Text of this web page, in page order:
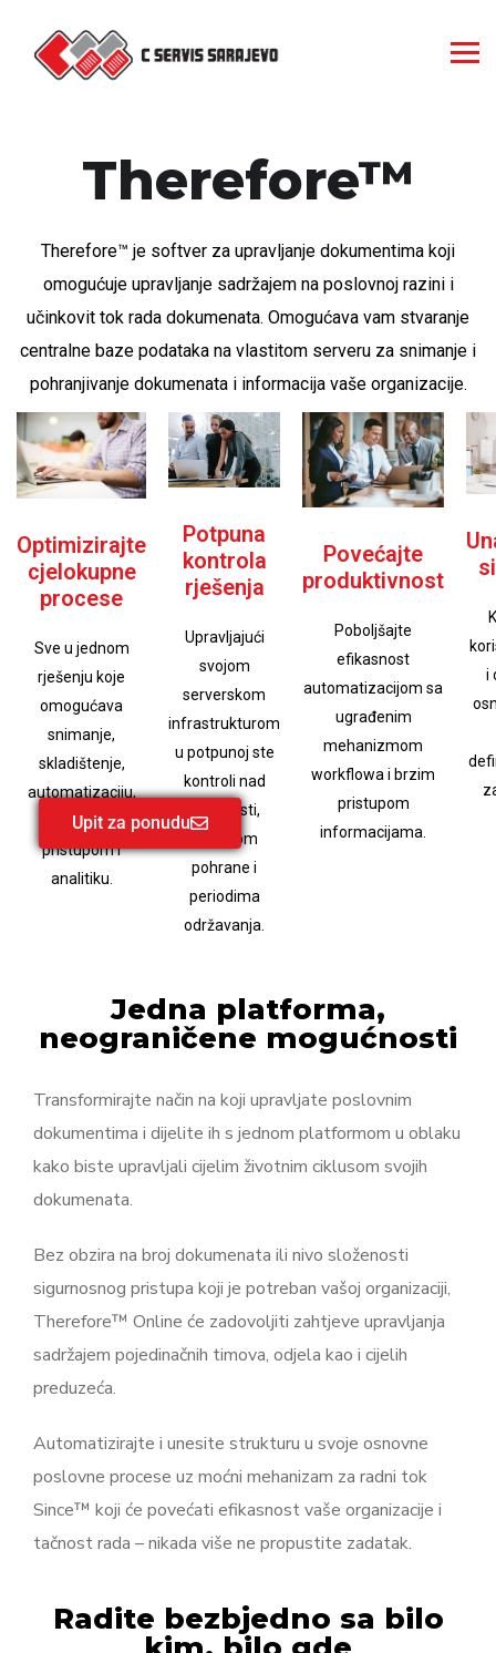
Therefore™
Therefore™ je softver za upravljanje dokumentima koji
omogućuje upravljanje sadržajem na poslovnoj razini i
učinkovit tok rada dokumenata. Omogućava vam stvaranje
centralne baze podataka na vlastitom serveru za snimanje i
pohranjivanje dokumenata i informacija vaše organizacije.
Optimizirajte
cjelokupne
procese
Sve u jednom
rješenju koje
omogućava
snimanje,
skladištenje,
automatizaciju,
upravljanje
pristupom i
analitiku.
Potpuna
kontrola
rješenja
Upravljajući
svojom
serverskom
infrastrukturom
u potpunoj ste
kontroli nad
sigurnosti,
veličinom
pohrane i
periodima
održavanja.
Povećajte
produktivnost
Poboljšajte
efikasnost
automatizacijom sa
ugrađenim
mehanizmom
workflowa i brzim
pristupom
informacijama.
i
Jedna platforma,
neograničene mogućnosti
Transformirajte način na koji upravljate poslovnim
dokumentima i dijelite ih s jednom platformom u oblaku
kako biste upravljali cijelim životnim ciklusom svojih
dokumenata.
Bez obzira na broj dokumenata ili nivo složenosti
sigurnosnog pristupa koji je potreban vašoj organizaciji,
Therefore™ Online će zadovoljiti zahtjeve upravljanja
sadržajem pojedinačnih timova, odjela kao i cijelih
preduzeća.
Automatizirajte i unesite strukturu u svoje osnovne
poslovne procese uz moćni mehanizam za radni tok
Since™ koji će povećati efikasnost vaše organizacije i
tačnost rada – nikada više ne propustite zadatak.
Radite bezbjedno sa bilo
Upit za ponudu